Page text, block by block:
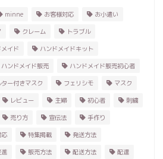
minne お客様対応 お小遣い
クレーム トラブル
イド ハンドメイドキット
ハンドメイド販売 ハンドメイド販売初心者
ー付きマスク フェリシモ マスク
レビュー 主婦 初心者 刺繍
売り方 宣伝法 手作り
特集掲載 発送方法
進 販売方法 配送方法 配達